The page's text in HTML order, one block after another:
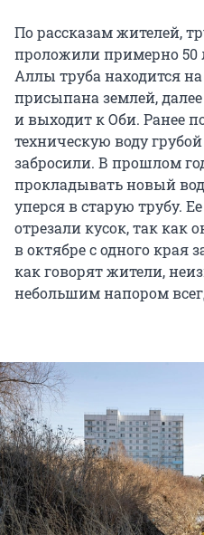
По рассказам жителей,
проложили примерно 50
Аллы труба находится
присыпана землей,
и выходит к Оби. Ранее
техническую воду
забросили. В прошлом
прокладывать новый
уперся в старую трубу.
отрезали кусок, так как
в октябре с одного края
как говорят жители,
небольшим напором